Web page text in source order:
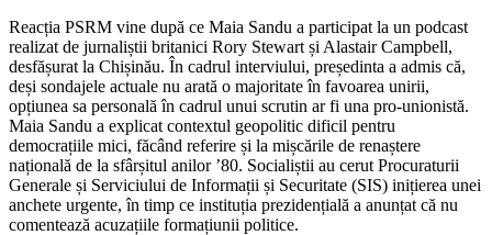
Reacția PSRM vine după ce Maia Sandu a participat la un podcast
realizat de jurnaliștii britanici Rory Stewart și Alastair Campbell,
desfășurat la Chișinău. În cadrul interviului, președinta a admis că,
deși sondajele actuale nu arată o majoritate în favoarea unirii,
opțiunea sa personală în cadrul unui scrutin ar fi una pro-unionistă.
Maia Sandu a explicat contextul geopolitic dificil pentru
democrațiile mici, făcând referire și la mișcările de renaștere
națională de la sfârșitul anilor ’80. Socialiștii au cerut Procuraturii
Generale și Serviciului de Informații și Securitate (SIS) inițierea unei
anchete urgente, în timp ce instituția prezidențială a anunțat că nu
comentează acuzațiile formațiunii politice.